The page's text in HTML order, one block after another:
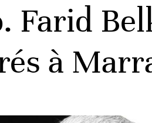
Farid
à